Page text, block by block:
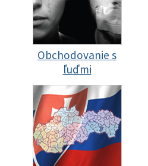
Obchodovanie s
ľuďmi